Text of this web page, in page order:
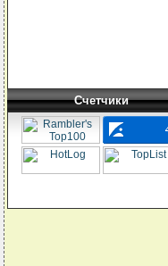
Счетчики